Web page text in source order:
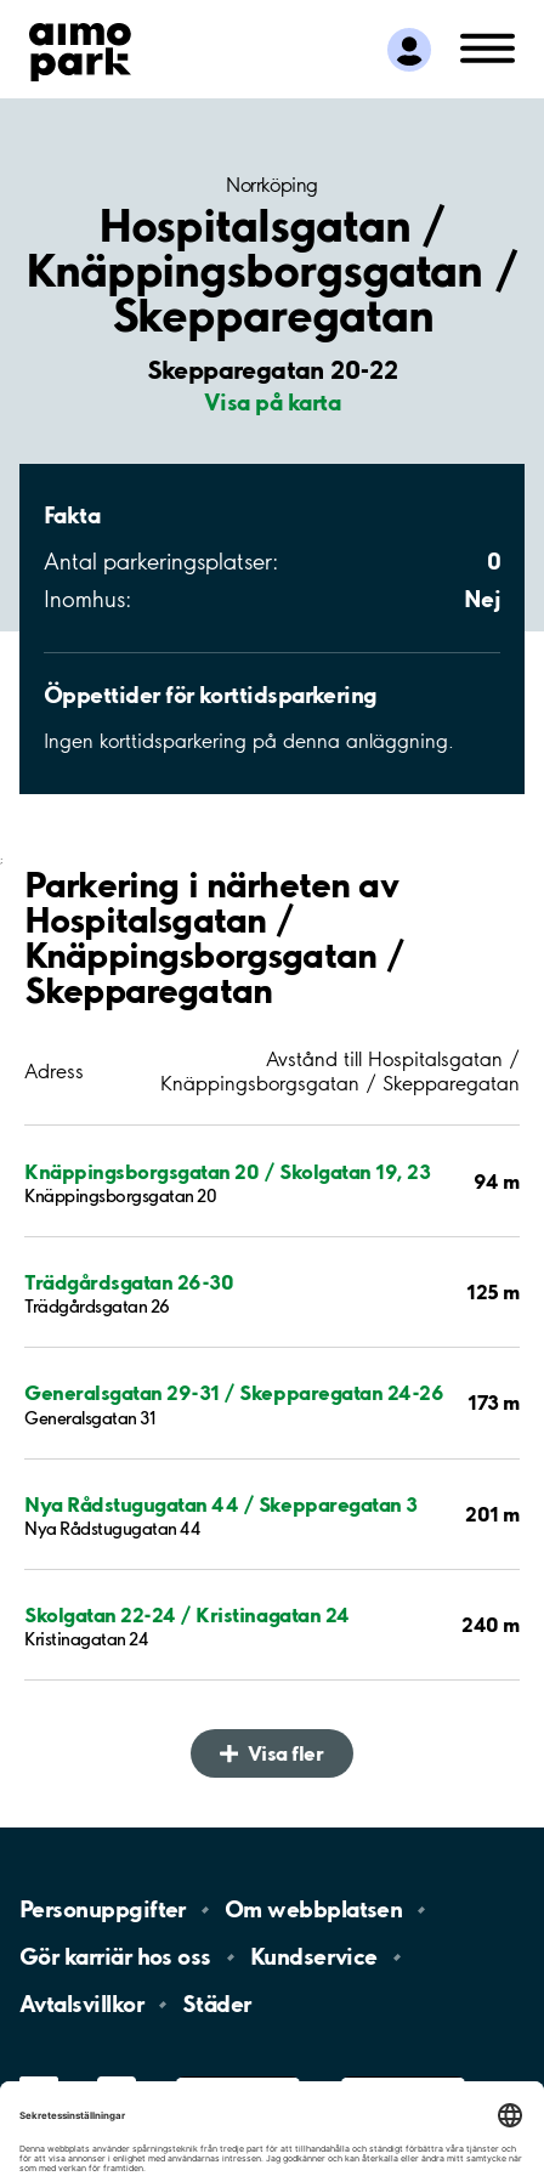
Hitta parkering
Samarbete
Kundservice
Norrköping
Hospitalsgatan /
Knäppingsborgsgatan /
Skepparegatan
Skepparegatan 20-22
Visa på karta
Fakta
Antal parkeringsplatser: 0
Inomhus: Nej
Öppettider för korttidsparkering
Ingen korttidsparkering på denna anläggning.
;
Parkering i närheten av
Hospitalsgatan /
Knäppingsborgsgatan /
Skepparegatan
Adress
Avstånd till Hospitalsgatan /
Knäppingsborgsgatan / Skepparegatan
Knäppingsborgsgatan 20 / Skolgatan 19, 23
Knäppingsborgsgatan 20
94 m
Trädgårdsgatan 26-30
Trädgårdsgatan 26
125 m
Generalsgatan 29-31 / Skepparegatan 24-26
Generalsgatan 31
173 m
Nya Rådstugugatan 44 / Skepparegatan 3
Nya Rådstugugatan 44
201 m
Skolgatan 22-24 / Kristinagatan 24
Kristinagatan 24
240 m
Visa fler
Personuppgifter Omwebbplatsen
Gör karriär hososs
Kundservice
Avtalsvillkor
Städer